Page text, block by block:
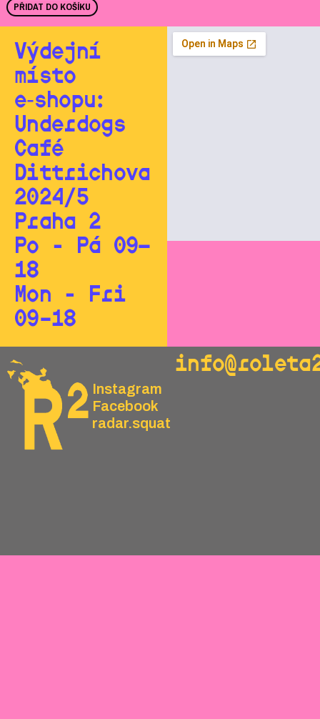
PŘIDAT DO KOŠÍKU
Výdejní
místo
e‑shopu:
Underdogs
Café
Dittrichova
2024/5
Praha 2
Po - Pá 09—
18
Mon - Fri
09–18
Instagram
Facebook
radar.squat